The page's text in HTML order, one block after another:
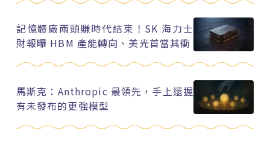
記憶體廠兩頭賺時代結束！SK 海力士
財報曝 HBM 產能轉向、美光首當其衝
馬斯克：Anthropic 最領先，手上還握
有未發布的更強模型